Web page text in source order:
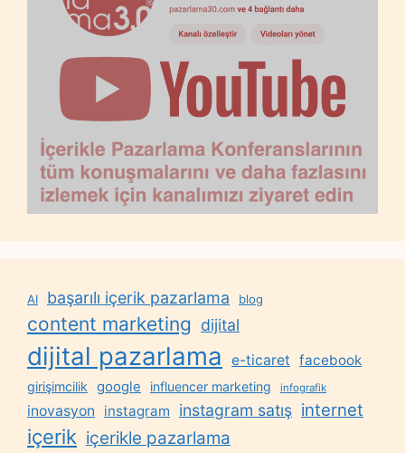
AI başarılı içerik pazarlama blog
content marketing dijital
dijital pazarlama e-ticaret facebook
girişimcilik google influencer marketing infografik
inovasyon instagram instagram satış internet
içerik içerikle pazarlama